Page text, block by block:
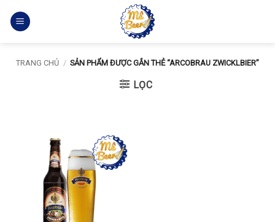
qua
TRANG CHỦ / SẢN PHẨM ĐƯỢC GẮN THẺ “ARCOBRAU ZWICKLBIER”
LỌC